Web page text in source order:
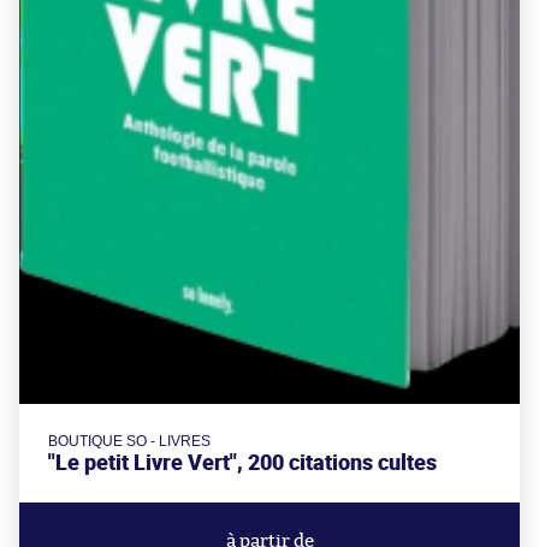
BOUTIQUE SO - LIVRES
"Le petit Livre Vert", 200 citations cultes
à partir de